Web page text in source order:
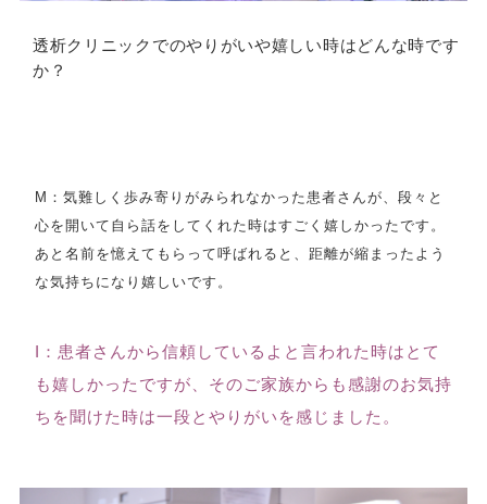
透析クリニックでのやりがいや嬉しい時はどんな時です
か？
M：気難しく歩み寄りがみられなかった患者さんが、段々と
心を開いて自ら話をしてくれた時はすごく嬉しかったです。
あと名前を憶えてもらって呼ばれると、距離が縮まったよう
な気持ちになり嬉しいです。
I：患者さんから信頼しているよと言われた時はとて
も嬉しかったですが、そのご家族からも感謝のお気持
ちを聞けた時は一段とやりがいを感じました。